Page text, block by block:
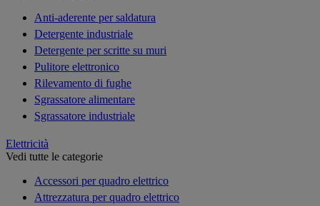
Anti-aderente per saldatura
Detergente industriale
Detergente per scritte su muri
Pulitore elettronico
Rilevamento di fughe
Sgrassatore alimentare
Sgrassatore industriale
Elettricità
Vedi tutte le categorie
Accessori per quadro elettrico
Attrezzatura per quadro elettrico